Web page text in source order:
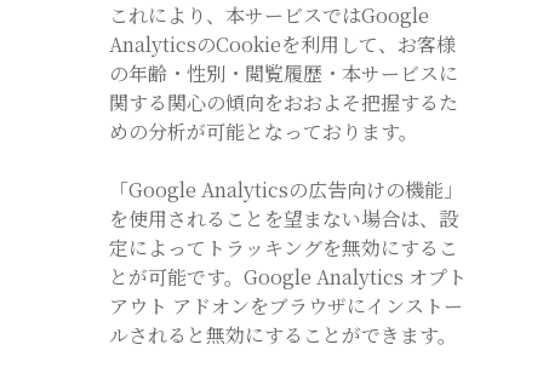
これにより、本サービスではGoogle
AnalyticsのCookieを利用して、お客様
の年齢・性別・閲覧履歴・本サービスに
関する関心の傾向をおおよそ把握するた
めの分析が可能となっております。
「Google Analyticsの広告向けの機能」
を使用されることを望まない場合は、設
定によってトラッキングを無効にするこ
とが可能です。Google Analytics オプト
アウト アドオンをブラウザにインストー
ルされると無効にすることができます。